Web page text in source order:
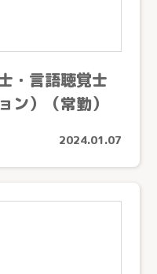
・言語聴覚士
ン）（常勤）
2024.01.07